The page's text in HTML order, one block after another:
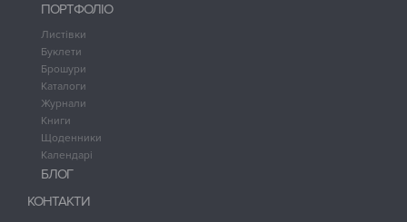
ПОРТФОЛІО
Листівки
Буклети
Брошури
Каталоги
Журнали
Книги
Щоденники
Календарі
БЛОГ
КОНТАКТИ